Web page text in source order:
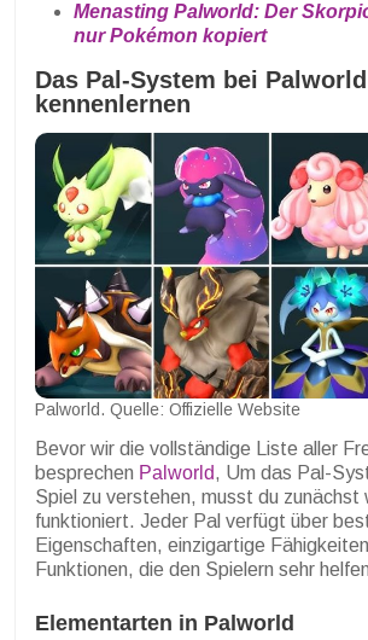
Menasting Palworld: Der
nur Pokémon kopiert
Das Pal-System bei Palworld
kennenlernen
Palworld. Quelle: Offizielle Website
Bevor wir die vollständige Liste aller
besprechen Palworld, Um das Pal-
Spiel zu verstehen, musst du zunächst
funktioniert. Jeder Pal verfügt über
Eigenschaften, einzigartige
Funktionen, die den Spielern sehr
Elementarten in Palworld